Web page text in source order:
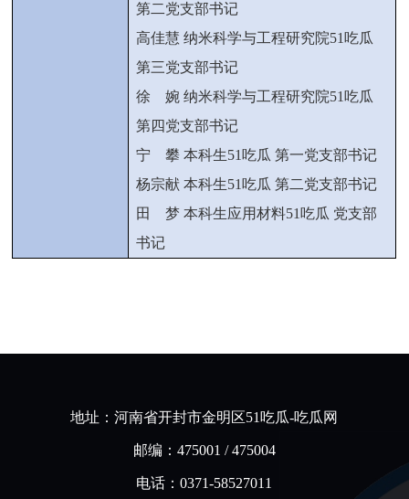
第二党支部书记
高佳慧 纳米科学与工程研究院51吃瓜
第三党支部书记
徐 婉纳米科学与工程研究院51吃瓜
第四党支部书记
宁 攀 本科生51吃瓜 第一党支部书记
杨宗献 本科生51吃瓜 第二党支部书记
田 梦 本科生应用材料51吃瓜 党支部
书记
地址：河南省开封市金明区51吃瓜-吃瓜网
邮编：475001 / 475004
电话：0371-58527011